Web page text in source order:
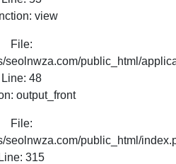
view
File:
seolnwza.com/public_html/
Line: 48
output_front
File:
seolnwza.com/public_html/
Line: 315